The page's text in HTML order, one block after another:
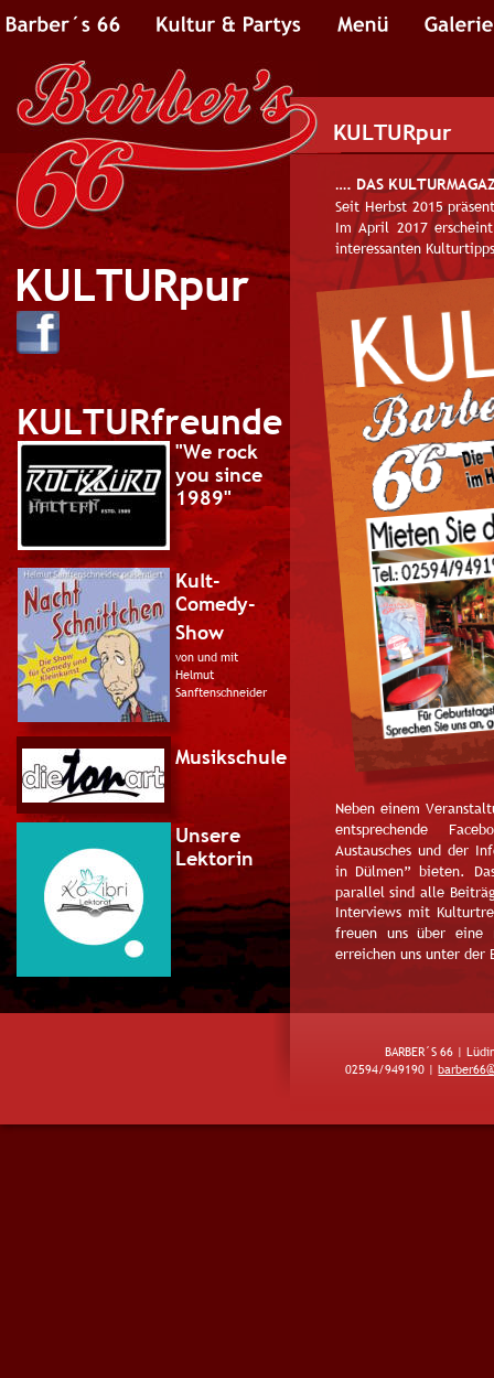
BARBER´S 66 |
02594/949190 |
…. DAS
Seit Herbst 2015
Im April 2017
interessanten
Neben einem
entsprechende
Austausches und der
in Dülmen” bieten.
parallel sind alle
Interviews mit
freuen uns über
erreichen uns unter der
KULTURpur
KULTURpur
KULTURfreunde
"We rock
you since
1989"
Kult-
Comedy-
Show
von und mit
Helmut
Sanftenschneider
Musikschule
Unsere
Lektorin